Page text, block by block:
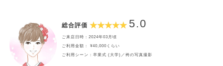
総合評価 5.0
ご来店日時：2024年03月頃
ご利用金額： ¥40,000くらい
ご利用シーン：卒業式 (大学)／袴の写真撮影